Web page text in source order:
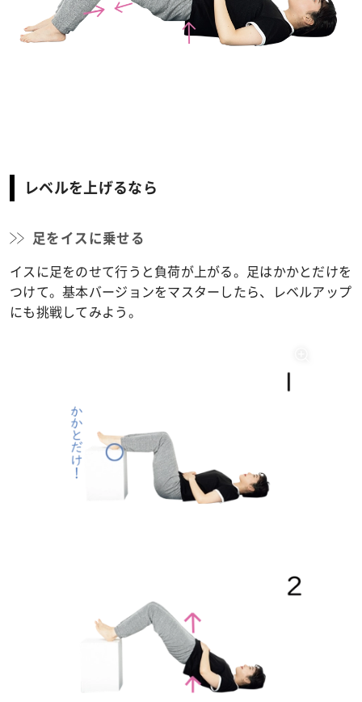
レベルを上げるなら
足をイスに乗せる
イスに足をのせて行うと負荷が上がる。足はかかとだけを
つけて。基本バージョンをマスターしたら、レベルアップ
にも挑戦してみよう。